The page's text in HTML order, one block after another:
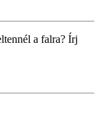
a falra? Írj